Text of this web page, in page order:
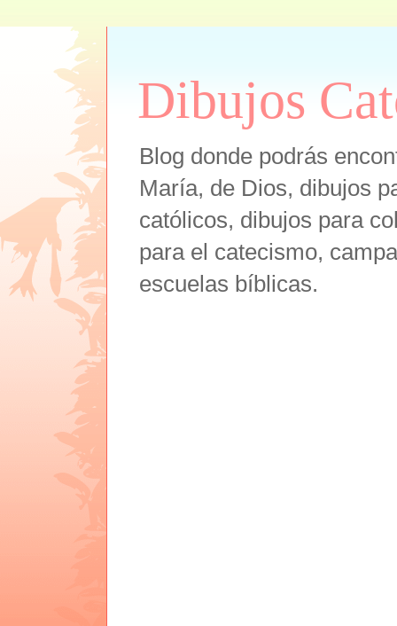
Dibujos
Blog donde podrás
María, de Dios, dibujos
católicos, dibujos para
para el catecismo,
escuelas bíblicas.